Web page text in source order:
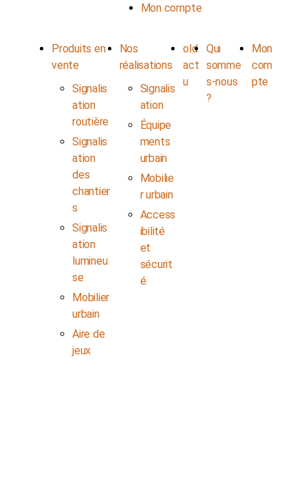
Mon compte
Produits en
vente
Signalis
ation
routière
Signalis
ation
des
chantier
s
Signalis
ation
lumineu
se
Mobilier
urbain
Aire de
jeux
Nos
réalisations
Signalis
ation
Équipe
ments
urbain
Mobilie
r urbain
Access
ibilité
et
sécurit
é
old
act
u
Qui
somme
s-nous
?
Mon
com
pte